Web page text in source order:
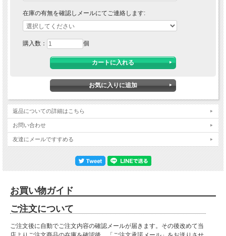
在庫の有無を確認しメールにてご連絡します:
購入数： 個
返品についての詳細はこちら
お問い合わせ
友達にメールですすめる
お買い物ガイド
ご注文について
ご注文後に自動でご注文内容の確認メールが届きます。その後改めて当